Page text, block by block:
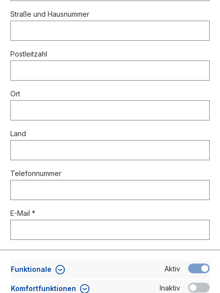
Straße und Hausnummer
Postleitzahl
Ort
Land
Telefonnummer
E-Mail *
Lieferanschrift (falls abweichend)
Funktionale Aktiv
Komfortfunktionen Inaktiv